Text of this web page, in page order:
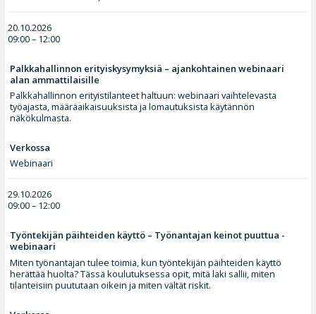
20.10.2026
09:00 – 12:00
Palkkahallinnon erityiskysymyksiä – ajankohtainen webinaari
alan ammattilaisille
Palkkahallinnon erityistilanteet haltuun: webinaari vaihtelevasta
työajasta, määräaikaisuuksista ja lomautuksista käytännön
näkökulmasta.
Verkossa
Webinaari
29.10.2026
09:00 – 12:00
Työntekijän päihteiden käyttö – Työnantajan keinot puuttua -
webinaari
Miten työnantajan tulee toimia, kun työntekijän päihteiden käyttö
herättää huolta? Tässä koulutuksessa opit, mitä laki sallii, miten
tilanteisiin puututaan oikein ja miten vältät riskit.